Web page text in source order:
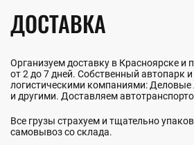
ДОСТАВКА
Организуем доставку в Красноярске и
от 2 до 7 дней. Собственный автопарк и
логистическими компаниями:
и другими. Доставляем
Все грузы страхуем и тщательно
самовывоз со склада.